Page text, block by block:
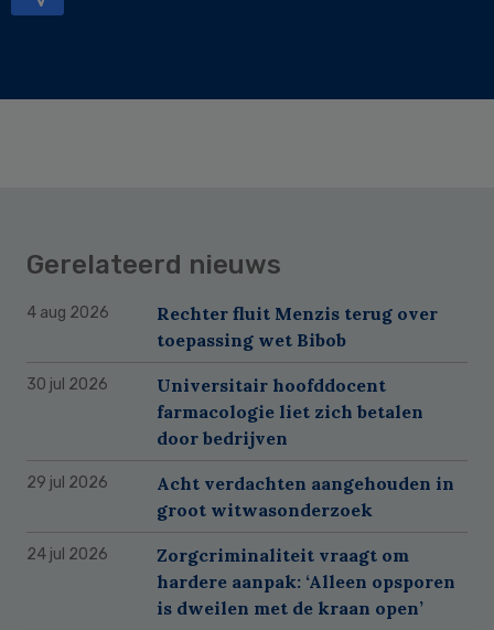
Gerelateerd nieuws
4 aug 2026
Rechter fluit Menzis terug over
toepassing wet Bibob
30 jul 2026
Universitair hoofddocent
farmacologie liet zich betalen
door bedrijven
29 jul 2026
Acht verdachten aangehouden in
groot witwasonderzoek
24 jul 2026
Zorgcriminaliteit vraagt om
hardere aanpak: ‘Alleen opsporen
is dweilen met de kraan open’